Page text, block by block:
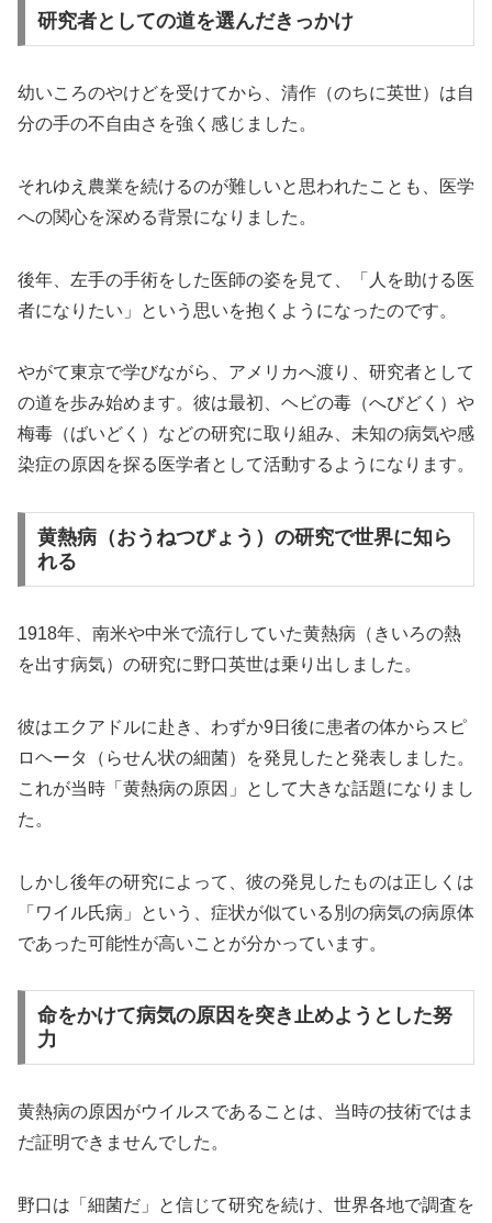
研究者としての道を選んだきっかけ
幼いころのやけどを受けてから、清作（のちに英世）は自
分の手の不自由さを強く感じました。
それゆえ農業を続けるのが難しいと思われたことも、医学
への関心を深める背景になりました。
後年、左手の手術をした医師の姿を見て、「人を助ける医
者になりたい」という思いを抱くようになったのです。
やがて東京で学びながら、アメリカへ渡り、研究者として
の道を歩み始めます。彼は最初、ヘビの毒（へびどく）や
梅毒（ばいどく）などの研究に取り組み、未知の病気や感
染症の原因を探る医学者として活動するようになります。
黄熱病（おうねつびょう）の研究で世界に知ら
れる
1918年、南米や中米で流行していた黄熱病（きいろの熱
を出す病気）の研究に野口英世は乗り出しました。
彼はエクアドルに赴き、わずか9日後に患者の体からスピ
ロヘータ（らせん状の細菌）を発見したと発表しました。
これが当時「黄熱病の原因」として大きな話題になりまし
た。
しかし後年の研究によって、彼の発見したものは正しくは
「ワイル氏病」という、症状が似ている別の病気の病原体
であった可能性が高いことが分かっています。
命をかけて病気の原因を突き止めようとした努
力
黄熱病の原因がウイルスであることは、当時の技術ではま
だ証明できませんでした。
野口は「細菌だ」と信じて研究を続け、世界各地で調査を